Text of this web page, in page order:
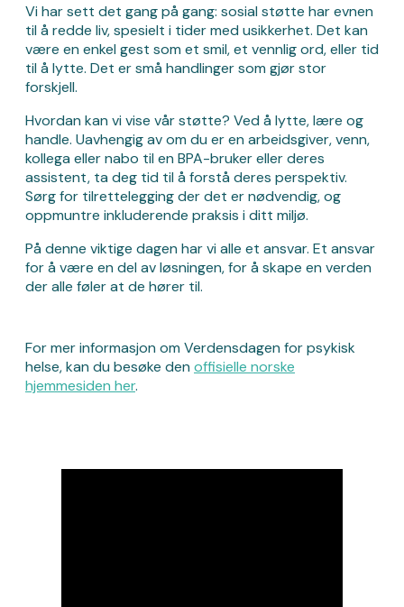
Vi har sett det gang på gang: sosial støtte har evnen
til å redde liv, spesielt i tider med usikkerhet. Det kan
være en enkel gest som et smil, et vennlig ord, eller tid
til å lytte. Det er små handlinger som gjør stor
forskjell.
Hvordan kan vi vise vår støtte? Ved å lytte, lære og
handle. Uavhengig av om du er en arbeidsgiver, venn,
kollega eller nabo til en BPA-bruker eller deres
assistent, ta deg tid til å forstå deres perspektiv.
Sørg for tilrettelegging der det er nødvendig, og
oppmuntre inkluderende praksis i ditt miljø.
På denne viktige dagen har vi alle et ansvar. Et ansvar
for å være en del av løsningen, for å skape en verden
der alle føler at de hører til.
For mer informasjon om Verdensdagen for psykisk
helse, kan du besøke den offisielle norske
hjemmesiden her.